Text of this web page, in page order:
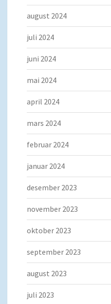
august 2024
juli 2024
juni 2024
mai 2024
april 2024
mars 2024
februar 2024
januar 2024
desember 2023
november 2023
oktober 2023
september 2023
august 2023
juli 2023